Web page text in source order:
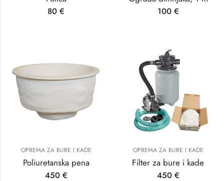
80 € 100 €
OPREMA ZA BURE I KADE
Poliuretanska pena
450 €
OPREMA ZA BURE I KADE
Filter za bure i kade
450 €